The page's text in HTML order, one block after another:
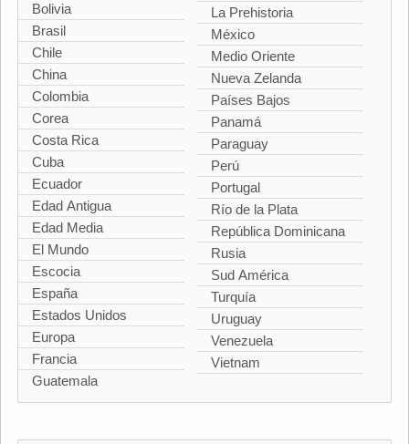
Bolivia
Brasil
Chile
China
Colombia
Corea
Costa Rica
Cuba
Ecuador
Edad Antigua
Edad Media
El Mundo
Escocia
España
Estados Unidos
Europa
Francia
Guatemala
La Prehistoria
México
Medio Oriente
Nueva Zelanda
Países Bajos
Panamá
Paraguay
Perú
Portugal
Río de la Plata
República Dominicana
Rusia
Sud América
Turquía
Uruguay
Venezuela
Vietnam